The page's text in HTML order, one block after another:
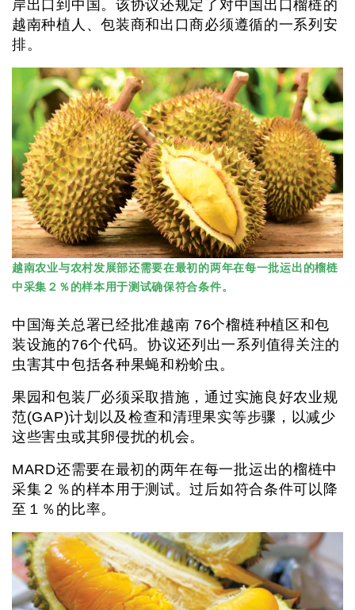
岸出口到中国。该协议还规定了对中国出口榴梿的
越南种植人、包装商和出口商必须遵循的一系列安
排。
越南农业与农村发展部还需要在最初的两年在每一批运出的榴梿
中采集２％的样本用于测试确保符合条件。
中国海关总署已经批准越南 76个榴梿种植区和包
装设施的76个代码。协议还列出一系列值得关注的
虫害其中包括各种果蝇和粉蚧虫。
果园和包装厂必须采取措施，通过实施良好农业规
范(GAP)计划以及检查和清理果实等步骤，以减少
这些害虫或其卵侵扰的机会。
MARD还需要在最初的两年在每一批运出的榴梿中
采集２％的样本用于测试。过后如符合条件可以降
至１％的比率。